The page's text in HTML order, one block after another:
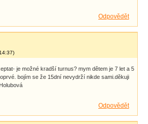
Odpovědět
)
je možné kradší turnus? mym dětem je 7 let a 5
bojím se že 15dní nevydrží nikde sami.děkuji
Odpovědět